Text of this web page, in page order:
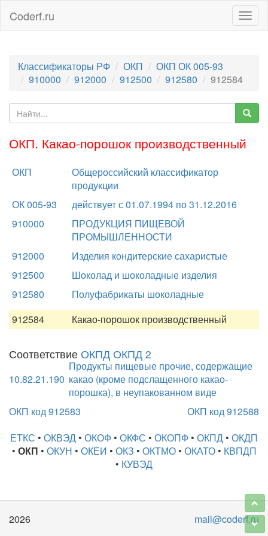
Coderf.ru
Классификаторы РФ ОКП
ОКП ОК 005-93
910000
912000 912500 912580 912584
ОКП. Какао-порошок производственный
ОКП
Общероссийский классификатор
продукции
ОК 005-93
действует с 01.07.1994 по 31.12.2016
910000
ПРОДУКЦИЯ ПИЩЕВОЙ
ПРОМЫШЛЕННОСТИ
912000
Изделия кондитерские сахаристые
912500
Шоколад и шоколадные изделия
912580
Полуфабрикаты шоколадные
912584
Какао-порошок производственный
Соответствие ОКПД ОКПД 2
10.82.21.190
Продукты пищевые прочие, содержащие
какао (кроме подслащенного какао-
порошка), в неупакованном виде
ОКП код 912583
ОКП код 912588
ЕТКС • ОКВЭД • ОКОФ • ОКФС • ОКОПФ • ОКПД • ОКДП
• ОКП • ОКУН • ОКЕИ • ОКЗ • ОКТМО• ОКАТО• КВПДП
• КУВЭД
2026 mail@coderf.ru